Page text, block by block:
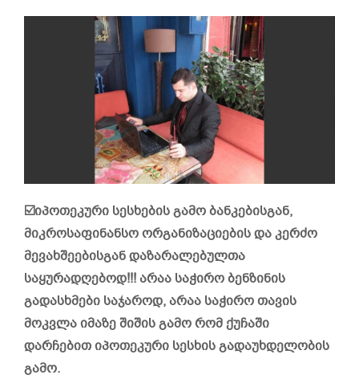
☑️იპოთეკური სესხების გამო ბანკებისგან,
მიკროსაფინანსო ორგანიზაციების და კერძო
მევახშეებისგან დაზარალებულთა
საყურადღებოდ!!! არაა საჭირო ბენზინის
გადასხმები საჯაროდ, არაა საჭირო თავის
მოკვლა იმაზე შიშის გამო რომ ქუჩაში
დარჩებით იპოთეკური სესხის გადაუხდელობის
გამო.